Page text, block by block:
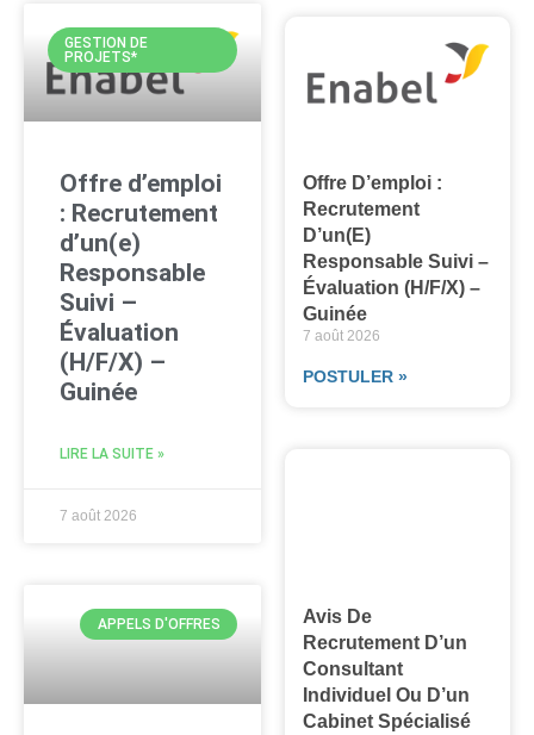
GESTION DE
PROJETS*
Offre d’emploi
: Recrutement
d’un(e)
Responsable
Suivi –
Évaluation
(H/F/X) –
Guinée
LIRE LA SUITE »
7 août 2026
APPELS D'OFFRES
Offre D’emploi :
Recrutement
D’un(e)
Responsable Suivi –
Évaluation (H/F/X) –
Guinée
7 août 2026
POSTULER »
Avis De
Recrutement D’un
Consultant
Individuel Ou D’un
Cabinet Spécialisé